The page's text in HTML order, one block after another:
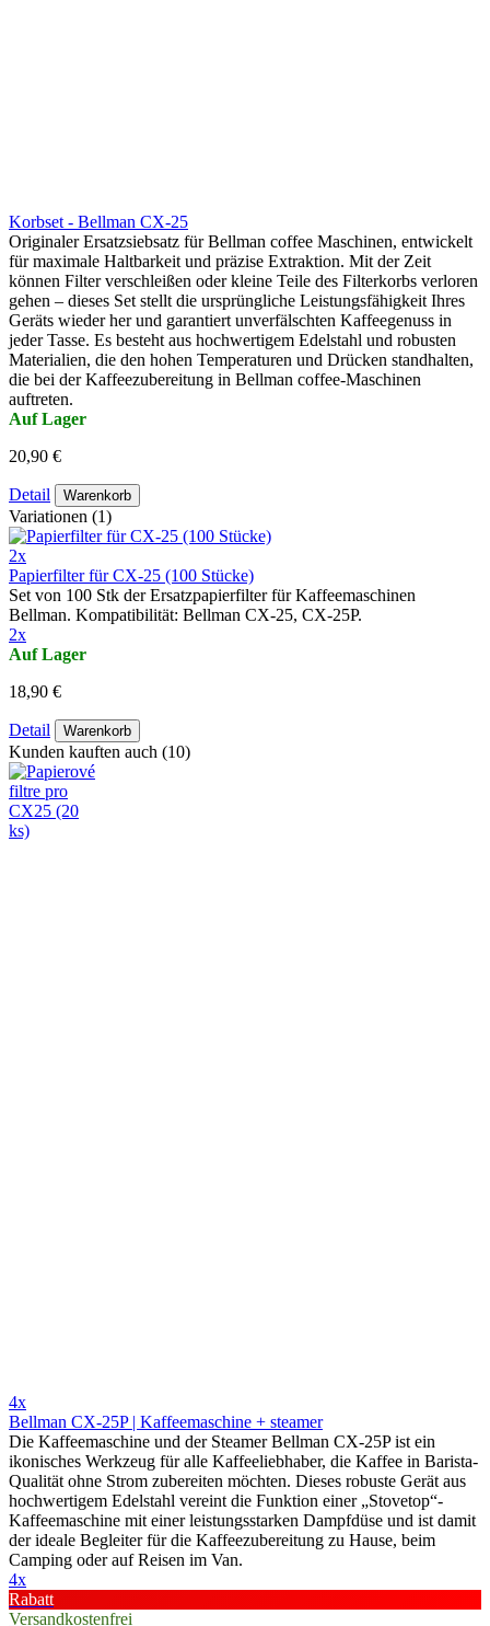
Korbset - Bellman CX-25
Originaler Ersatzsiebsatz für Bellman coffee Maschinen, entwickelt
für maximale Haltbarkeit und präzise Extraktion. Mit der Zeit
können Filter verschleißen oder kleine Teile des Filterkorbs verloren
gehen – dieses Set stellt die ursprüngliche Leistungsfähigkeit Ihres
Geräts wieder her und garantiert unverfälschten Kaffeegenuss in
jeder Tasse. Es besteht aus hochwertigem Edelstahl und robusten
Materialien, die den hohen Temperaturen und Drücken standhalten,
die bei der Kaffeezubereitung in Bellman coffee-Maschinen
auftreten.
Auf Lager
20,90 €
Detail Warenkorb
Variationen (1)
2x
Papierfilter für CX-25 (100 Stücke)
Set von 100 Stk der Ersatzpapierfilter für Kaffeemaschinen
Bellman. Kompatibilität: Bellman CX-25, CX-25P.
2x
Auf Lager
18,90 €
Detail Warenkorb
Kunden kauften auch (10)
4x
Bellman CX-25P | Kaffeemaschine + steamer
Die Kaffeemaschine und der Steamer Bellman CX-25P ist ein
ikonisches Werkzeug für alle Kaffeeliebhaber, die Kaffee in Barista-
Qualität ohne Strom zubereiten möchten. Dieses robuste Gerät aus
hochwertigem Edelstahl vereint die Funktion einer „Stovetop“-
Kaffeemaschine mit einer leistungsstarken Dampfdüse und ist damit
der ideale Begleiter für die Kaffeezubereitung zu Hause, beim
Camping oder auf Reisen im Van.
4x
Rabatt
Versandkostenfrei